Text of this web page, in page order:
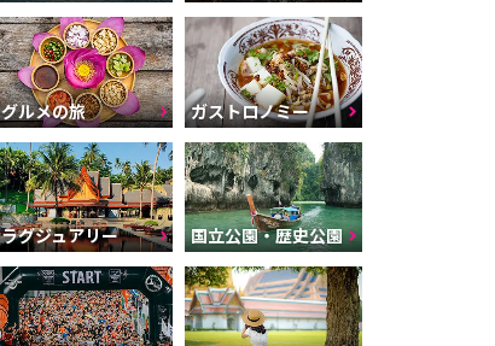
グルメの旅 ガストロノミー
ラグジュアリー 国立公園・歴史公園